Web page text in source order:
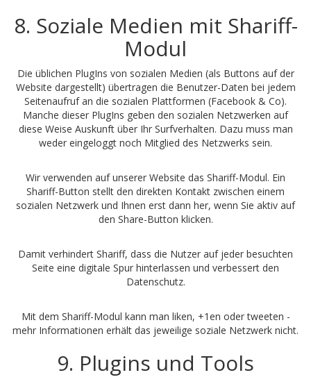
8. Soziale Medien mit Shariff-
Modul
Die üblichen PlugIns von sozialen Medien (als Buttons auf der
Website dargestellt) übertragen die Benutzer-Daten bei jedem
Seitenaufruf an die sozialen Plattformen (Facebook & Co).
Manche dieser PlugIns geben den sozialen Netzwerken auf
diese Weise Auskunft über Ihr Surfverhalten. Dazu muss man
weder eingeloggt noch Mitglied des Netzwerks sein.
Wir verwenden auf unserer Website das Shariff-Modul. Ein
Shariff-Button stellt den direkten Kontakt zwischen einem
sozialen Netzwerk und Ihnen erst dann her, wenn Sie aktiv auf
den Share-Button klicken.
Damit verhindert Shariff, dass die Nutzer auf jeder besuchten
Seite eine digitale Spur hinterlassen und verbessert den
Datenschutz.
Mit dem Shariff-Modul kann man liken, +1en oder tweeten -
mehr Informationen erhält das jeweilige soziale Netzwerk nicht.
9. Plugins und Tools